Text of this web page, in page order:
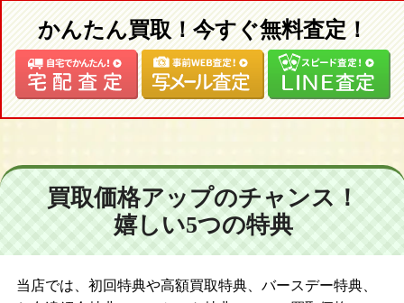
かんたん買取！今すぐ無料査定！
買取価格アップのチャンス！
嬉しい5つの特典
当店では、初回特典や高額買取特典、バースデー特典、